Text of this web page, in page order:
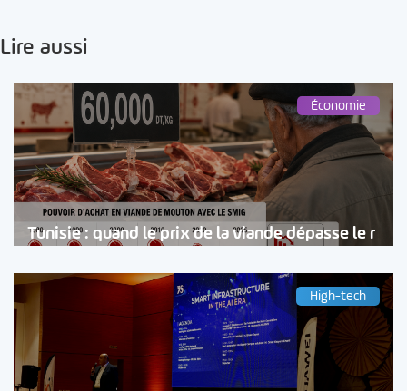
Lire aussi
Économie
Tunisie : quand le prix de la viande dépasse le r
High-tech